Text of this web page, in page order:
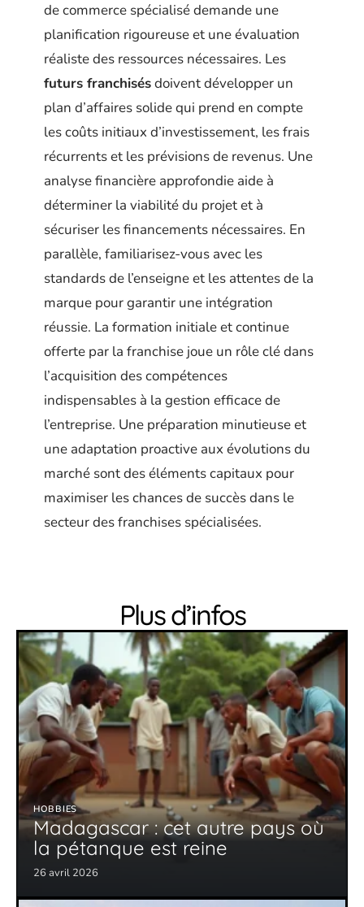
de commerce spécialisé demande une
planification rigoureuse et une évaluation
réaliste des ressources nécessaires. Les
futurs franchisésdoivent développer un
plan d’affaires solide qui prend en compte
les coûts initiaux d’investissement, les frais
récurrents et les prévisions de revenus. Une
analyse financière approfondie aide à
déterminer la viabilité du projet et à
sécuriser les financements nécessaires. En
parallèle, familiarisez-vous avec les
standards de l’enseigne et les attentes de la
marque pour garantir une intégration
réussie. La formation initiale et continue
offerte par la franchise joue un rôle clé dans
l’acquisition des compétences
indispensables à la gestion efficace de
l’entreprise. Une préparation minutieuse et
une adaptation proactive aux évolutions du
marché sont des éléments capitaux pour
maximiser les chances de succès dans le
secteur des franchises spécialisées.
Plus d’infos
HOBBIES
Madagascar : cet autre pays où
la pétanque est reine
26 avril 2026